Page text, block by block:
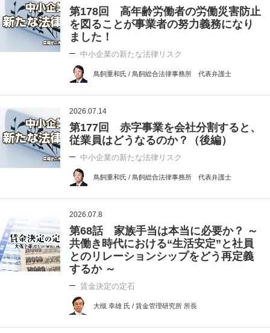
第178回 高年齢労働者の労働災害防止
を図ることが事業者の努力義務になり
ました！
中小企業の新たな法律リスク
鳥飼重和氏 / 鳥飼総合法律事務所 代表弁護士
2026.07.14
第177回 赤字事業を会社分割すると、
従業員はどうなるのか？（後編）
中小企業の新たな法律リスク
鳥飼重和氏 / 鳥飼総合法律事務所 代表弁護士
2026.07.8
第68話 家族手当は本当に必要か？ ～
共働き時代における“生活安定”と社員
とのリレーションシップをどう再定義
するか ～
賃金決定の定石
大槻 幸雄 氏 / 賃金管理研究所 所長